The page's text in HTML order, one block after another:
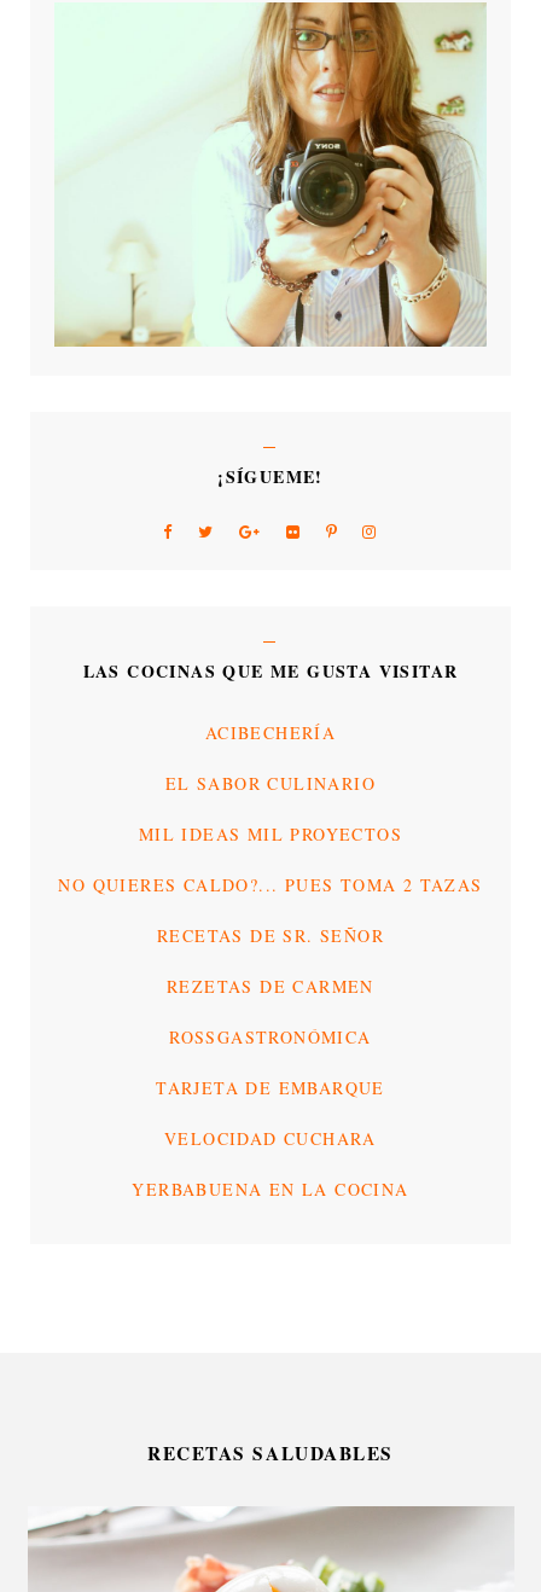
¡SÍGUEME!
LAS COCINAS QUE ME GUSTA VISITAR
ACIBECHERÍA
EL SABOR CULINARIO
MIL IDEAS MIL PROYECTOS
NO QUIERES CALDO?... PUES TOMA 2 TAZAS
RECETAS DE SR. SEÑOR
REZETAS DE CARMEN
ROSSGASTRONÓMICA
TARJETA DE EMBARQUE
VELOCIDAD CUCHARA
YERBABUENA EN LA COCINA
RECETAS SALUDABLES